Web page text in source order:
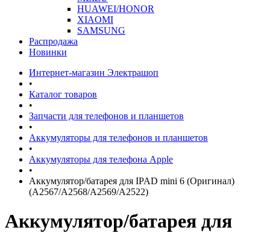
HUAWEI/HONOR
XIAOMI
SAMSUNG
Распродажа
Новинки
Интернет-магазин Электрашоп
•
Каталог товаров
•
Запчасти для телефонов и планшетов
•
Аккумуляторы для телефонов и планшетов
•
Аккумуляторы для телефона Apple
•
Аккумулятор/батарея для IPAD mini 6 (Оригинал)
(A2567/A2568/A2569/A2522)
Аккумулятор/батарея для